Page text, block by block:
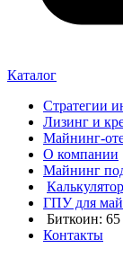
Каталог
Стратегии
Лизинг и
Майнинг-
О компании
Майнинг
ГПУ для
Биткоин: 65
Контакты